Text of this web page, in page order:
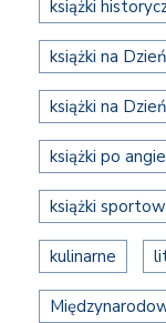
książki
książki na
książki na
książki po
książki
kulinarne